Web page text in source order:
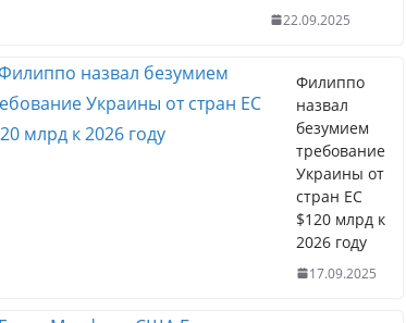
22.09.2025
Филиппо
назвал
безумием
требование
Украины от
стран ЕС
$120 млрд к
2026 году
17.09.2025